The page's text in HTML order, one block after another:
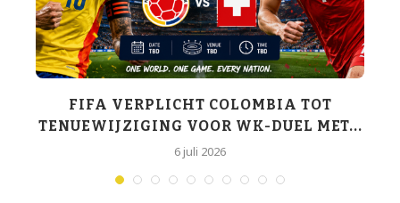
FIFA VERPLICHT COLOMBIA TOT
TENUEWIJZIGING VOOR WK-DUEL MET...
6 juli 2026